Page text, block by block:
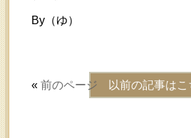
By（ゆ）
« 前のページ 以前の記事はこ